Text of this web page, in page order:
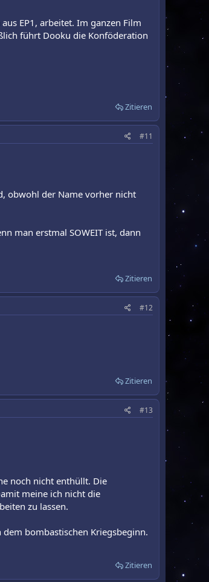
EP1, arbeitet. Im ganzen Film
führt Dooku die Konföderation
Zitieren
#11
obwohl der Name vorher nicht
man erstmal SOWEIT ist, dann
Zitieren
#12
Zitieren
#13
noch nicht enthüllt. Die
meine ich nicht die
zu lassen.
bombastischen Kriegsbeginn.
Zitieren